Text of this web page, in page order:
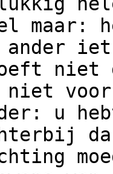
maar:
ander
niet
u